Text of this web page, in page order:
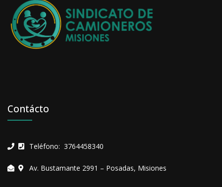
Contácto
Teléfono: 3764458340
Av. Bustamante 2991 – Posadas, Misiones